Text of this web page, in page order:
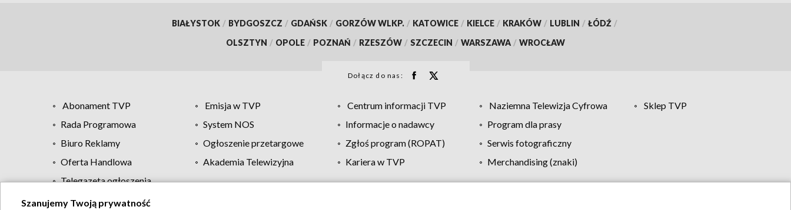
BIAŁYSTOK / BYDGOSZCZ / GDAŃSK / GORZÓW WLKP. / KATOWICE / KIELCE / KRAKÓW / LUBLIN / ŁÓDŹ /
OLSZTYN / OPOLE / POZNAŃ / RZESZÓW / SZCZECIN / WARSZAWA / WROCŁAW
Dołącz do nas:
Abonament TVP Emisja w TVP Centrum informacji TVP Naziemna Telewizja Cyfrowa
Sklep TVP
Rada Programowa
System NOS Informacje o nadawcy
Program dla prasy
Biuro Reklamy
Ogłoszenie przetargowe Zgłoś program (ROPAT)
Serwis fotograficzny
Oferta Handlowa
Akademia Telewizyjna Kariera w TVP
Merchandising (znaki)
Telegazeta ogłoszenia
Szanujemy Twoją prywatność